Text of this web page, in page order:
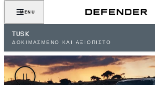
MENU
TUSK
ΔΟΚΙΜΑΣΜΕΝΟ ΚΑΙ ΑΞΙΟΠΙΣΤΟ